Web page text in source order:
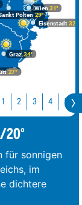
Graz34°
27°
Wien 31°
Eisenstadt 32°
Pölten 29°
1 2 3 4 5
20°
für sonnigen
im
dichtere